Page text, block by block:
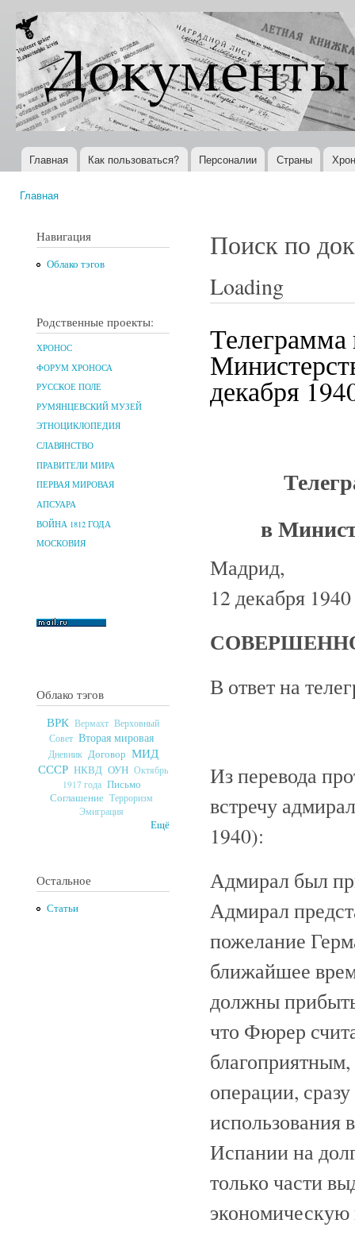
Документы
XX века
Всемирная
история в
Интернете
Главное меню
Главная Как пользоваться? Персоналии Страны
Главная
Навигация
Облако тэгов
Родственные проекты:
ХРОНОС
ФОРУМ ХРОНОСА
РУССКОЕ ПОЛЕ
РУМЯНЦЕВСКИЙ МУЗЕЙ
ЭТНОЦИКЛОПЕДИЯ
СЛАВЯНСТВО
ПРАВИТЕЛИ МИРА
ПЕРВАЯ МИРОВАЯ
АПСУАРА
ВОЙНА 1812 ГОДА
МОСКОВИЯ
Облако тэгов
ВРК Вермахт Верховный
Совет Вторая мировая
Дневник Договор МИД
СССР НКВД ОУН Октябрь
1917 года Письмо
Соглашение Терроризм
Эмиграция
Ещё
Остальное
Статьи
Поиск по
Loading
Телеграмма
декабря
в
Мадрид,
12 декабря 1940
В ответ на
Из перевода
встречу
1940):
Адмирал был
Адмирал
пожелание
ближайшее
должны
что Фюрер
операции,
использования
Испании на
только части